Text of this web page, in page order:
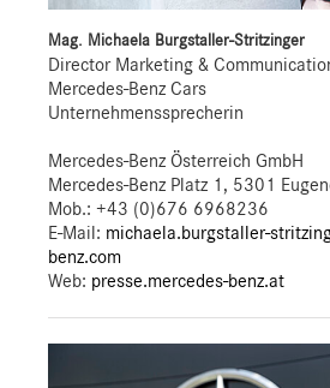
Mag. Michaela Burgstaller-Stritzinger
Director Marketing &
Mercedes-Benz Cars
Unternehmenssprecherin
Mercedes-Benz Österreich GmbH
Mercedes-Benz Platz 1, 5301
Mob.: +43 (0)676 6968236
E-Mail: michaela.burgstaller-
benz.com
Web: presse.mercedes-benz.at